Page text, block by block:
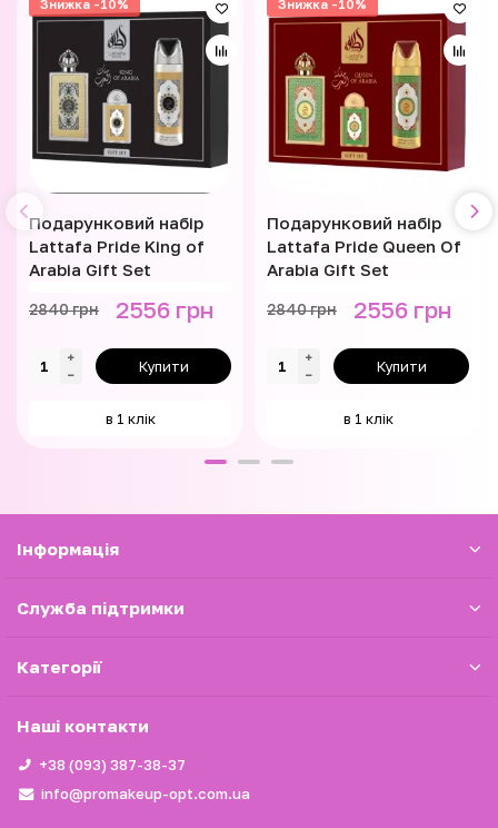
Знижка -10%
Подарунковий набір
Lattafa Pride King of
Arabia Gift Set
2840 грн 2556 грн
Купити
в 1 клік
Знижка -10%
Подарунковий набір
Lattafa Pride Queen Of
Arabia Gift Set
2840 грн 2556 грн
Купити
в 1 клік
Iнформація
Служба підтримки
Категорії
Наші контакти
+38 (093) 387-38-37
info@promakeup-opt.com.ua